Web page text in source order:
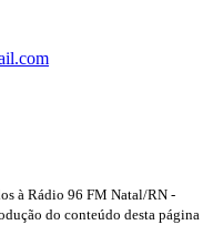
à Rádio 96 FM Natal/RN -
do conteúdo desta página